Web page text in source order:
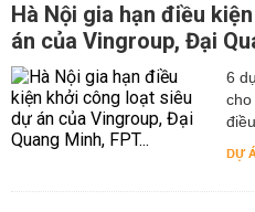
Hà Nội gia hạn điều
án của Vingroup, Đại
6
cho
DỰ